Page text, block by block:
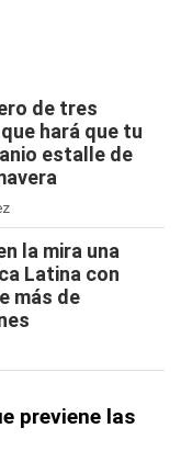
de tres
hará que tu
estalle de
la mira una
Latina con
más de
previene las